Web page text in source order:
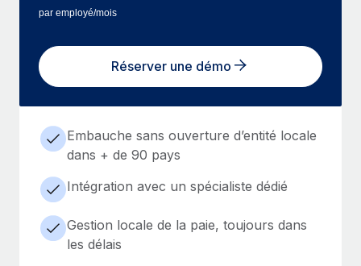
par employé/mois
Réserver une démo
Embauche sans ouverture d’entité locale
dans + de 90 pays
Intégration avec un spécialiste dédié
Gestion locale de la paie, toujours dans
les délais